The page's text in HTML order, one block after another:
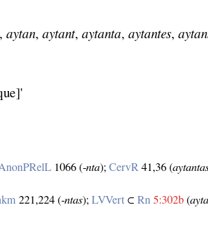
, aytan, aytant, aytanta, aytantes,
1066 (‑nta);CervR 41,36 (
221,224 (‑ntas);LVVert ⊂Rn 5:302b (